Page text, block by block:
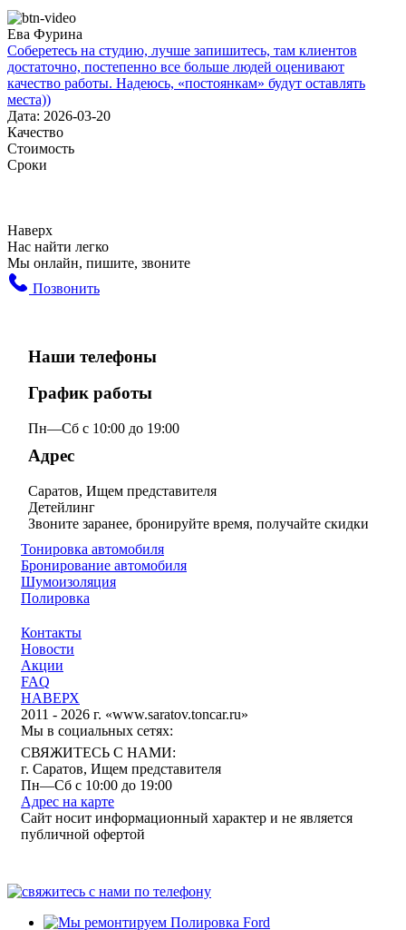
Ева Фурина
Соберетесь на студию, лучше запишитесь, там клиентов
достаточно, постепенно все больше людей оценивают
качество работы. Надеюсь, «постоянкам» будут оставлять
места))
Дата: 2026-03-20
Качество
Стоимость
Сроки
Наверх
Нас найти легко
Мы онлайн, пишите, звоните
Позвонить
Наши телефоны
График работы
Пн—Сб с 10:00 до 19:00
Адрес
Саратов, Ищем представителя
Детейлинг
Звоните заранее, бронируйте время, получайте скидки
Контакты
Новости
Акции
FAQ
НАВЕРХ
2011 - 2026 г. «www.saratov.toncar.ru»
Тонировка автомобиля
Бронирование автомобиля
Шумоизоляция
Полировка
Мы в социальных сетях:
СВЯЖИТЕСЬ С НАМИ:
г. Саратов, Ищем представителя
Пн—Сб с 10:00 до 19:00
Адрес на карте
Сайт носит информационный характер и не является
публичной офертой